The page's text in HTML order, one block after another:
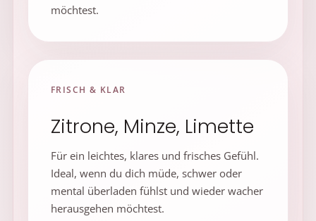
möchtest.
FRISCH & KLAR
Zitrone, Minze, Limette
Für ein leichtes, klares und frisches Gefühl.
Ideal, wenn du dich müde, schwer oder
mental überladen fühlst und wieder wacher
herausgehen möchtest.